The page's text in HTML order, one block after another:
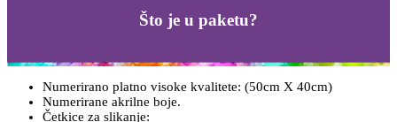
Što je u paketu?
Numerirano platno visoke kvalitete: (50cm X 40cm)
Numerirane akrilne boje.
Četkice za slikanje: